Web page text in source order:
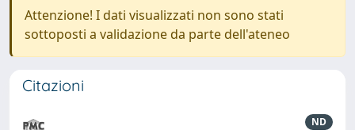
Attenzione! I dati visualizzati non sono stati
sottoposti a validazione da parte dell'ateneo
Citazioni
ND